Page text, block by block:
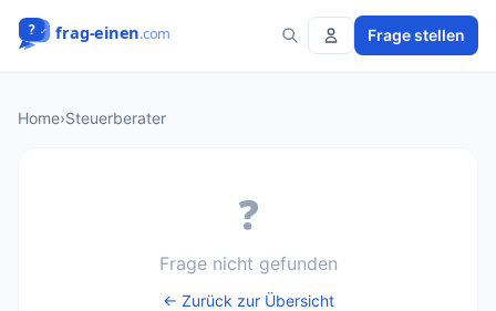
Frage stellen
Home›Steuerberater
❓
Frage nicht gefunden
← Zurück zur Übersicht